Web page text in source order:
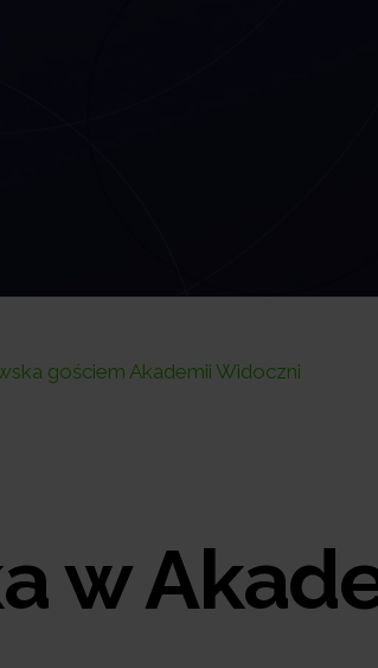
gościem Akademii Widoczni
w